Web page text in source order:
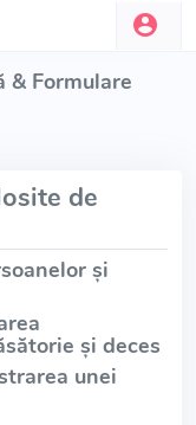
& Formulare
de
și
și deces
unei